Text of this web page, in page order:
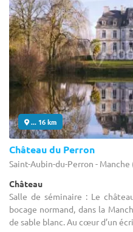
... 16 km
Château du Perron
Saint-Aubin-du-Perron - Manche
Château
Salle de séminaire : Le
bocage normand, dans la
de sable blanc. Au cœur d’un